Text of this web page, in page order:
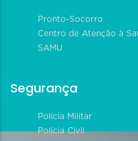
Pronto-Socorro
Centro de Atenção à
SAMU
Segurança
Polícia Militar
Polícia Civil